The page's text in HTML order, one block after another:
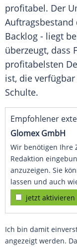
profitabel. Der
Auftragsbestand
Backlog - liegt
überzeugt, dass
profitabelsten
ist, die
Schulte.
Empfohlener
Glomex GmbH
Wir benötigen Ihre
Redaktion
anzuzeigen. Sie
lassen und auch
jetzt aktivieren
Ich bin damit
angezeigt werden.